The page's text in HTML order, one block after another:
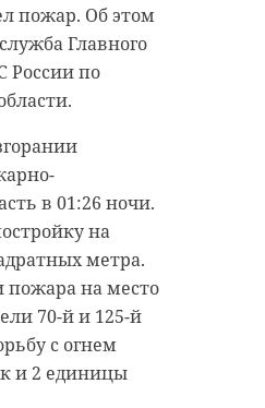
пожар. Об этом
Главного
России по
в 01:26 ночи.
на
метра.
на место
70-й и 125-й
с огнем
и 2 единицы
на нас в
рамы, снимают
стиле.
дома,
и
обработка.
на нас в
мечтает,
жизни Анны. В
архивы
100-
может тогда,
была жизнь
бельгийцев